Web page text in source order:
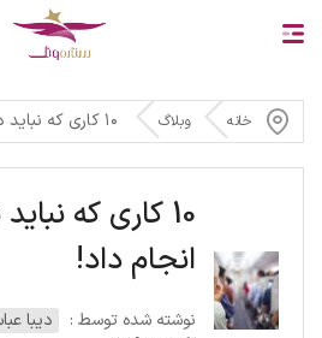
خانه وبلاگ ۱۰ کاری که نباید در هواپیما انجام داد!
10 کاری که
انجام داد!
نوشته شده توسط : دیبا